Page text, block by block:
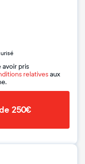
pris
relativesaux
250€